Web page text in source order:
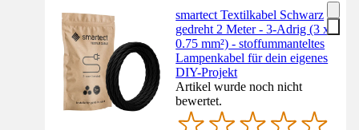
smartect Textilkabel Schwarz
gedreht 2 Meter - 3-Adrig (3 x
0.75 mm²) - stoffummanteltes
Lampenkabel für dein eigenes
DIY-Projekt
Artikel wurde noch nicht
bewertet.